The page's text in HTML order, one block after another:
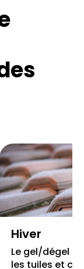
Hiver
Le gel/dégel
les tuiles et